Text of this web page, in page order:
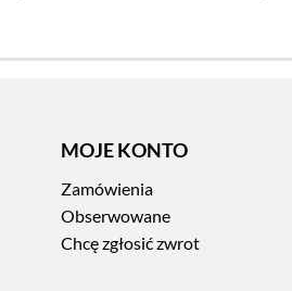
MOJE KONTO
Zamówienia
Obserwowane
Chcę zgłosić zwrot